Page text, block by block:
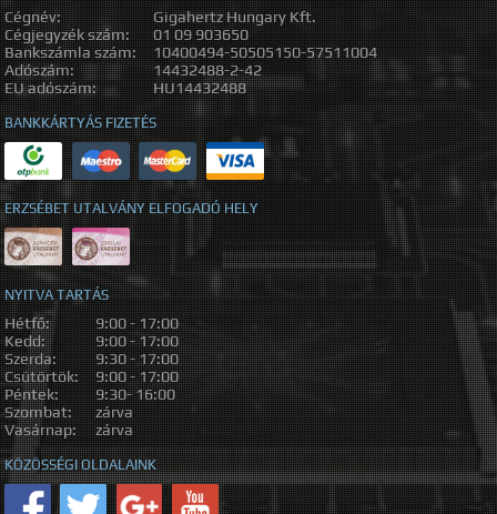
Cégnév:
Gigahertz Hungary Kft.
Cégjegyzék szám:
01 09 903650
Bankszámla szám:
10400494-50505150-57511004
Adószám:
14432488-2-42
EU adószám:
HU14432488
BANKKÁRTYÁS FIZETÉS
ERZSÉBET UTALVÁNY ELFOGADÓ HELY
NYITVA TARTÁS
Hétfő:
9:00 - 17:00
Kedd:
9:00 - 17:00
Szerda:
9:30 - 17:00
Csütörtök:
9:00 - 17:00
Péntek:
9:30- 16:00
Szombat:
zárva
Vasárnap:
zárva
KÖZÖSSÉGI OLDALAINK